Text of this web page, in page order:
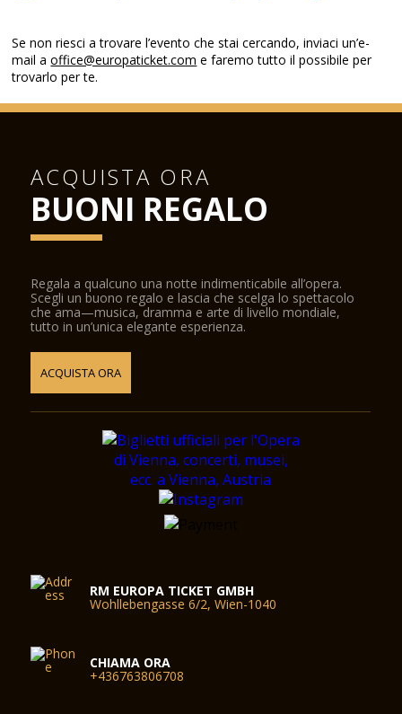
Se non riesci a trovare l’evento che stai cercando, inviaci un’e-
mail aoffice@europaticket.com e faremo tutto il possibile per
trovarlo per te.
ACQUISTA ORA
BUONI REGALO
Regala a qualcuno una notte indimenticabile all’opera.
Scegli un buono regalo e lascia che scelga lo spettacolo
che ama—musica, dramma e arte di livello mondiale,
tutto in un’unica elegante esperienza.
ACQUISTA ORA
RM EUROPA TICKET GMBH
Wohllebengasse 6/2, Wien-1040
CHIAMA ORA
+436763806708